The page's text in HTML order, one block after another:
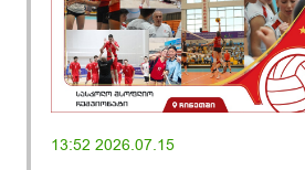
13:52 2026.07.15